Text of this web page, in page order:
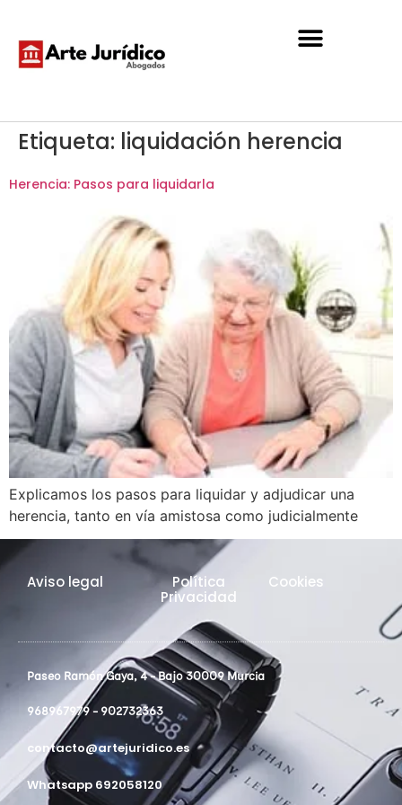
Etiqueta: liquidación herencia
Herencia: Pasos para liquidarla
Explicamos los pasos para liquidar y adjudicar una
herencia, tanto en vía amistosa como judicialmente
Aviso legal
Política
Privacidad
Cookies
Paseo Ramón Gaya, 4 - Bajo 30009 Murcia
968967979 - 902732363
contacto@artejuridico.es
Whatsapp 692058120